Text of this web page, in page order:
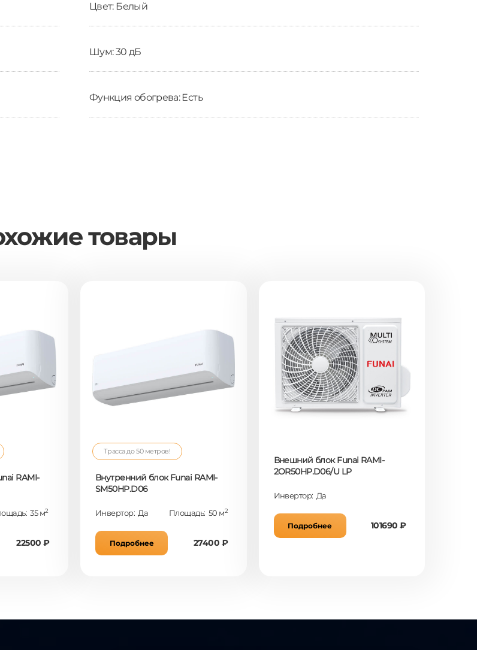
Цвет: Белый
Шум: 30 дБ
Функция обогрева: Есть
товары
RAMI-
35 м2
22500 ₽
Трасса до 50 метров!
Внутренний блок Funai RAMI-
SM50HP.D06
Инвертор: Да Площадь: 50 м2
Подробнее 27400 ₽
Внешний блок Funai RAMI-
2OR50HP.D06/U LP
Инвертор: Да
Подробнее 101690 ₽